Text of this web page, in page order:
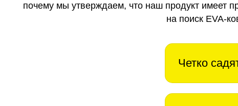
почему мы утверждаем, что наш продукт имеет
на поиск EVA-
Четко